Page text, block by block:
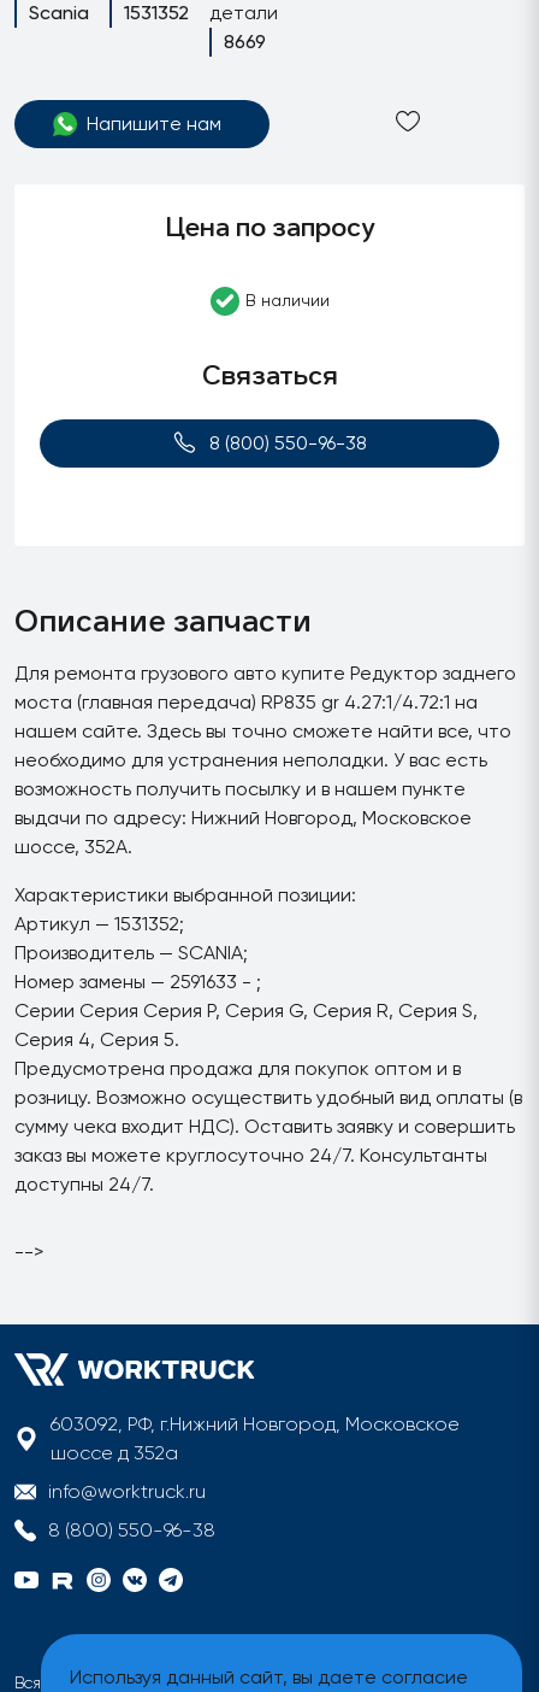
Используя данный сайт, вы даете согласие
Scania
1531352
детали
8669
Напишите нам
Цена по запросу
В наличии
Связаться
8 (800) 550-96-38
Описание запчасти
Для ремонта грузового авто купите Редуктор заднего
моста (главная передача) RP835 gr 4.27:1/4.72:1 на
нашем сайте. Здесь вы точно сможете найти все, что
необходимо для устранения неполадки. У вас есть
возможность получить посылку и в нашем пункте
выдачи по адресу: Нижний Новгород, Московское
шоссе, 352А.
Характеристики выбранной позиции:
Артикул — 1531352;
Производитель — SCANIA;
Номер замены — 2591633 - ;
Серии Серия Серия P, Серия G, Серия R, Серия S,
Серия 4, Серия 5.
Предусмотрена продажа для покупок оптом и в
розницу. Возможно осуществить удобный вид оплаты (в
сумму чека входит НДС). Оставить заявку и совершить
заказ вы можете круглосуточно 24/7. Консультанты
доступны 24/7.
-->
603092, РФ, г.Нижний Новгород, Московское
шоссе д 352а
info@worktruck.ru
8 (800) 550-96-38
Вся информация на сайте имеет исключительно